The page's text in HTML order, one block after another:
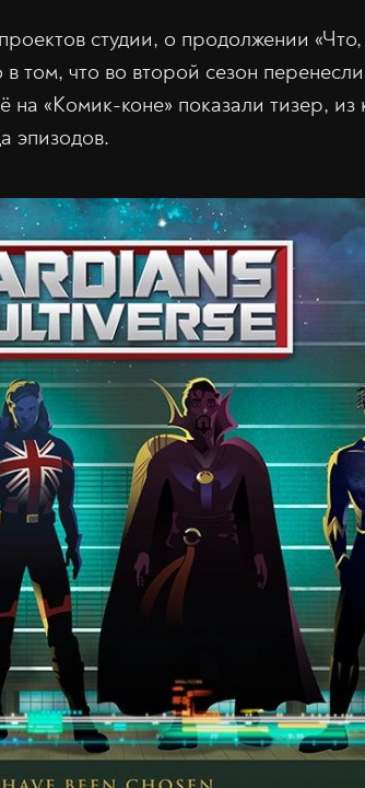
студии, о продолжении
том, что во второй сезон
«Комик-коне» показали тизер, из
эпизодов.